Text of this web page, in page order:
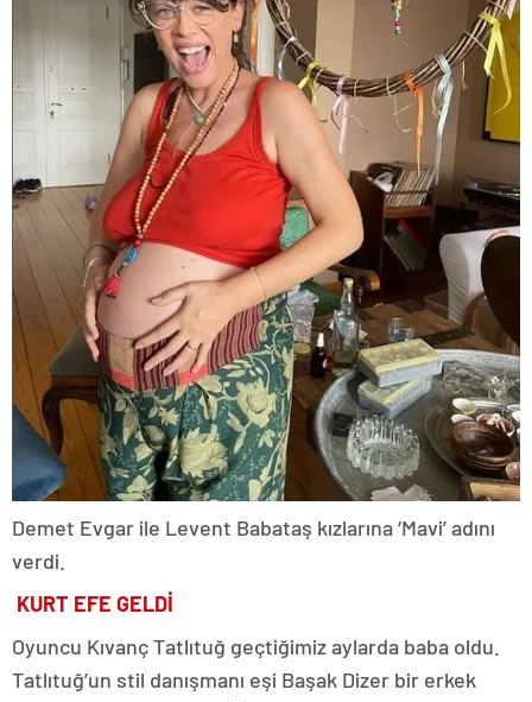
Demet Evgar ile Levent Babataş kızlarına ‘Mavi’ adını
verdi.
KURT EFE GELDİ
Oyuncu Kıvanç Tatlıtuğ geçtiğimiz aylarda baba oldu.
Tatlıtuğ’un stil danışmanı eşi Başak Dizer bir erkek